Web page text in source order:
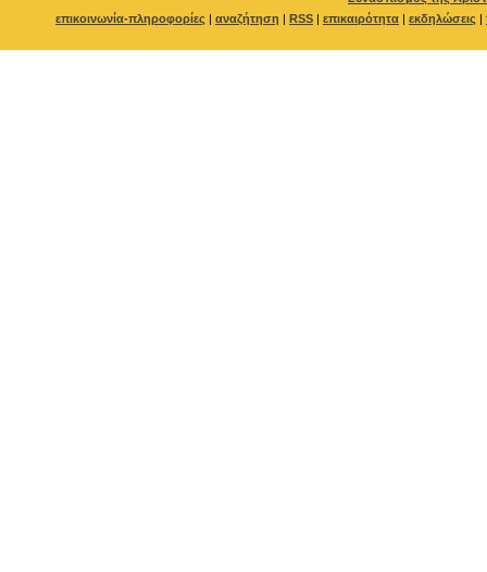
επικοινωνία-πληροφορίες | αναζήτηση | RSS | επικαιρότητα | εκδηλώσεις |